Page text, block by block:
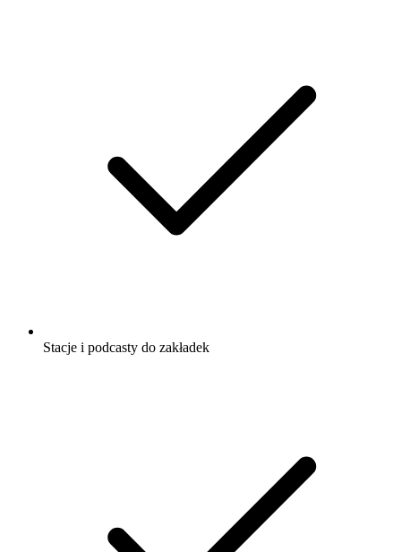
Stacje i podcasty do zakładek